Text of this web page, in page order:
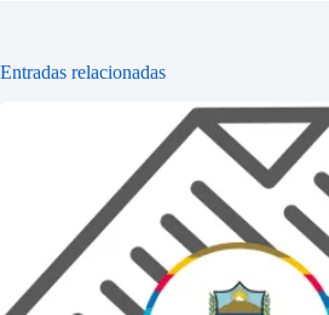
Entradas relacionadas